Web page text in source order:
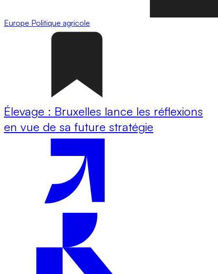
Europe Politique agricole
Élevage : Bruxelles lance les réflexions
en vue de sa future stratégie